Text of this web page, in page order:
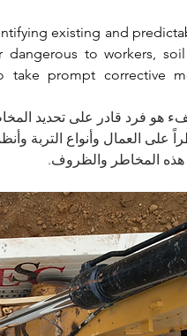
existing and
dangerous to workers,
take prompt corrective
هو فرد قادر على تحديد
على العمال وأنواع التربة
هذه المخاطر والظروف.